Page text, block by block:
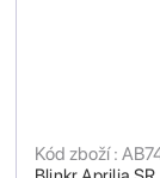
Kód zboží :